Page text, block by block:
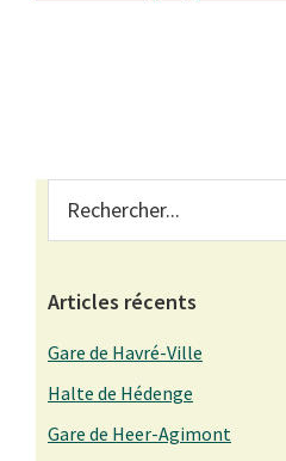
Primary
Sidebar
Articles récents
Gare de Havré-Ville
Halte de Hédenge
Gare de Heer-Agimont